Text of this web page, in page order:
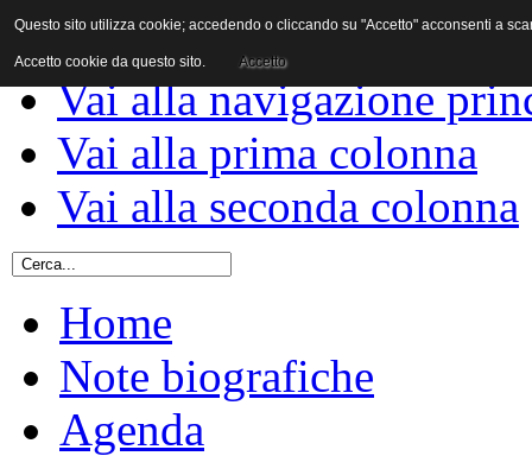
Vai al contenuto
Vai alla navigazione
Vai alla prima colonna
Vai alla seconda colonna
Home
Note biografiche
Agenda
Questo sito utilizza cookie; accedendo o cliccando su "Accetto" acconsenti a
Accetto cookie da questo sito. Accetto